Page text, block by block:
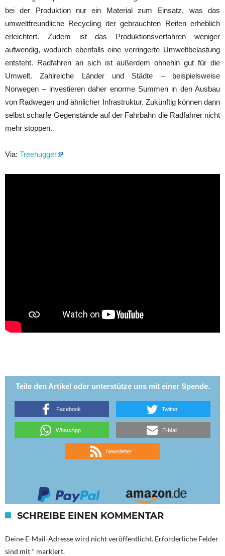
bei der Produktion nur ein Material zum Einsatz, was das
umweltfreundliche Recycling der gebrauchten Reifen erheblich
erleichtert. Zudem ist das Produktionsverfahren weniger
aufwendig, wodurch ebenfalls eine verringerte Umweltbelastung
entsteht. Radfahren an sich ist außerdem ohnehin gut für die
Umwelt. Zahlreiche Länder und Städte – beispielsweise
Norwegen – investieren daher enorme Summen in den Ausbau
von Radwegen und ähnlicher Infrastruktur. Zukünftig können dann
selbst scharfe Gegenstände auf der Fahrbahn die Radfahrer nicht
mehr stoppen.
Via: Treehugger
Teile den Artikel oder unterstütze uns mit einer Spende.
Facebook Twitter
WhatsApp E-Mail
Newsletter
SCHREIBE EINEN KOMMENTAR
Deine E-Mail-Adresse wird nicht veröffentlicht. Erforderliche Felder
sind mit * markiert.